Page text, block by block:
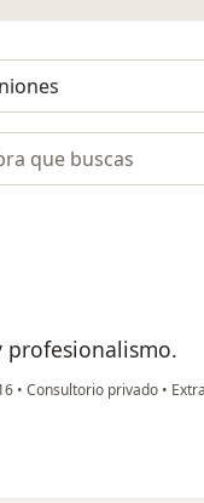
profesionalismo.
• Consultorio privado •
anónimo